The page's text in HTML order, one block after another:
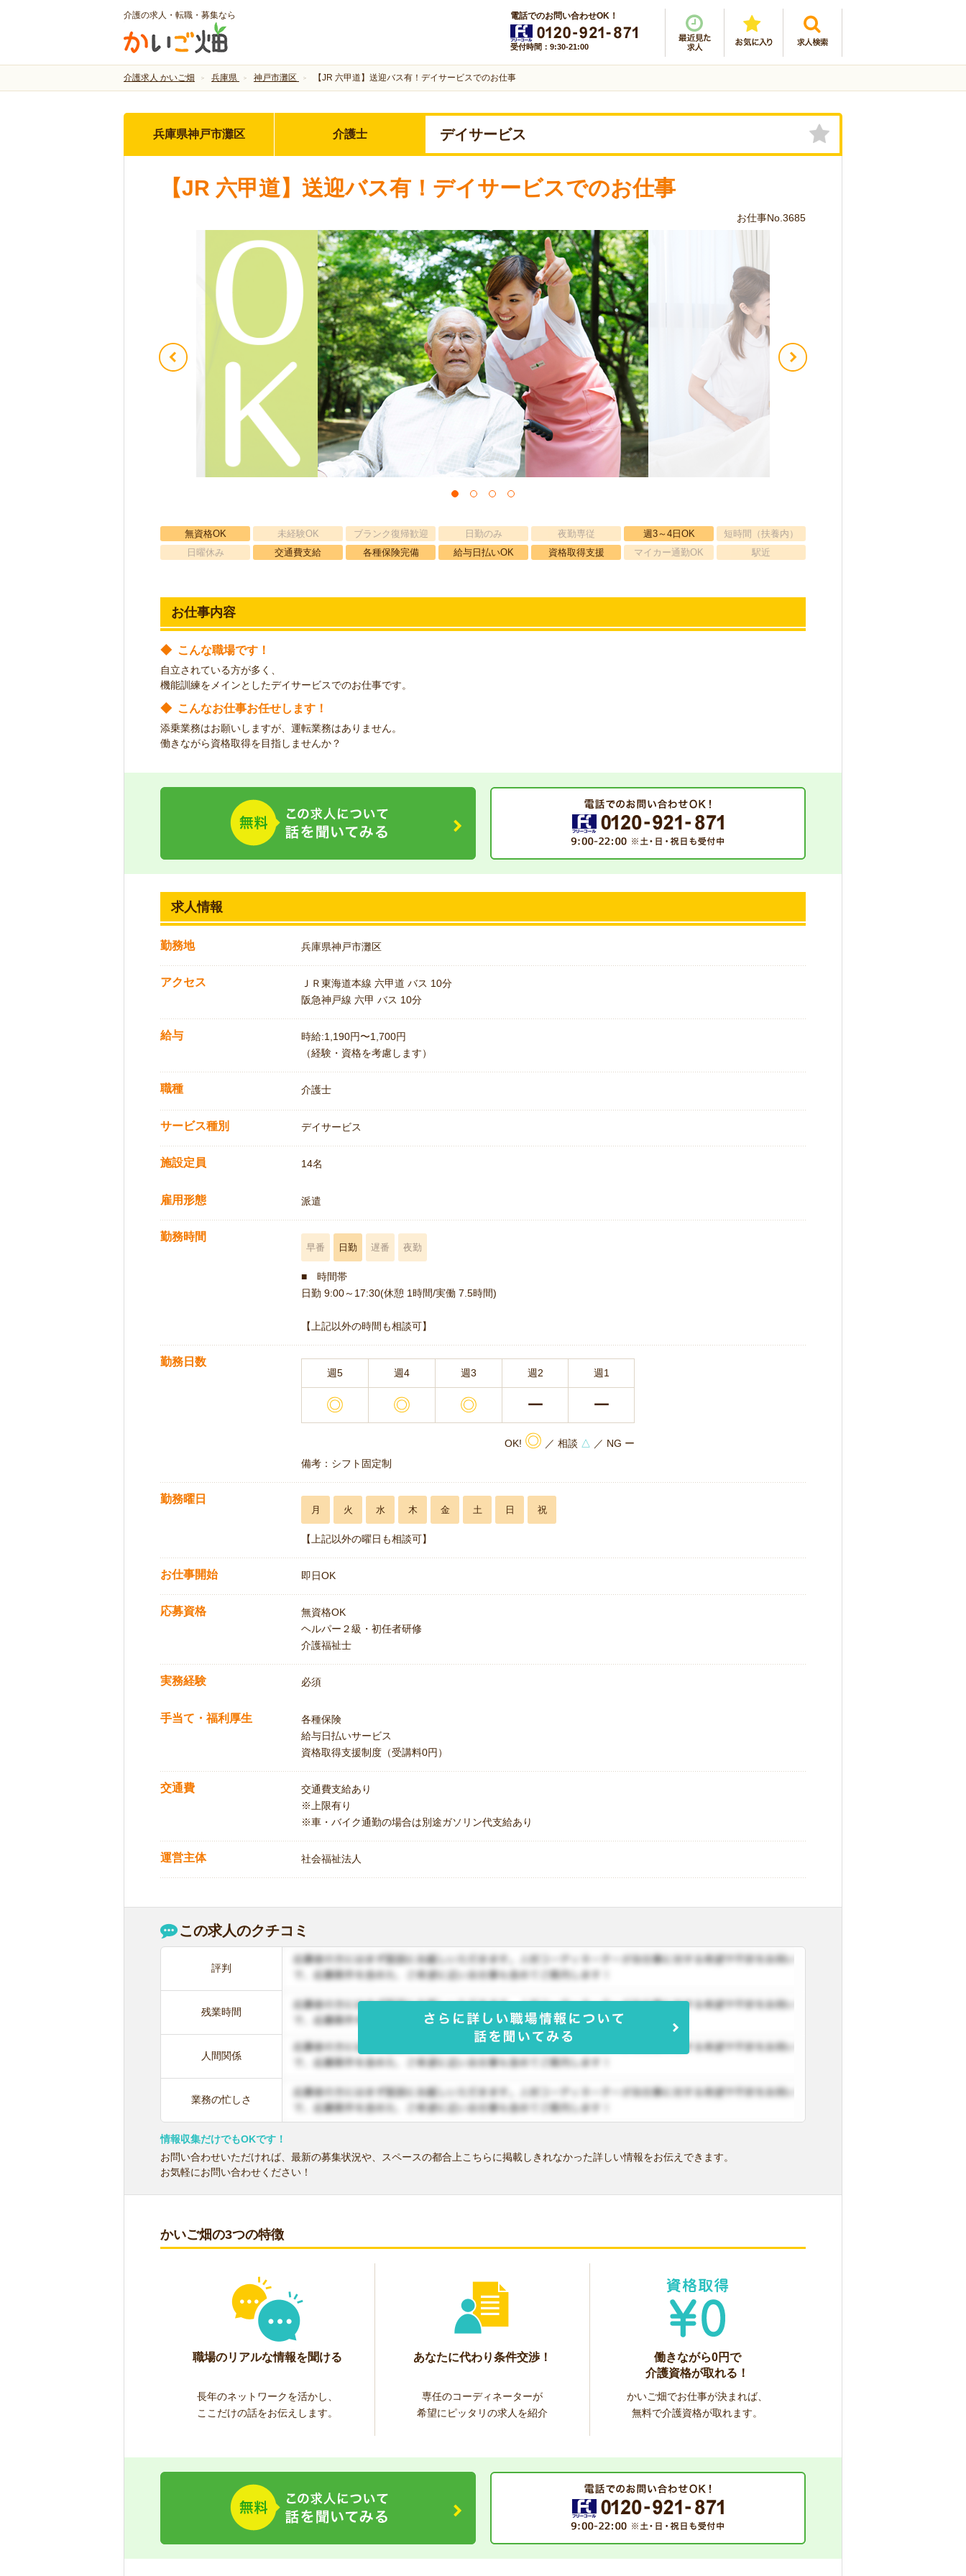
介護の求人・転職・募集なら 電話でのお問い合わせOK！
受付時間：9:30-21:00
介護求人 かいご畑 兵庫県 神戸市灘区 【JR 六甲道】送迎バス有！デイサービスでのお仕事
兵庫県神戸市灘区 介護士 デイサービス
【JR 六甲道】送迎バス有！デイサービスでのお仕事
お仕事No.3685
無資格OK 未経験OK ブランク復帰歓迎 日勤のみ 夜勤専従 週3～4日OK
短時間（扶養内）
日曜休み
交通費支給 各種保険完備 給与日払いOK 資格取得支援 マイカー通勤OK 駅近
お仕事内容
◆ こんな職場です！
自立されている方が多く、
機能訓練をメインとしたデイサービスでのお仕事です。
◆ こんなお仕事お任せします！
添乗業務はお願いしますが、運転業務はありません。
働きながら資格取得を目指しませんか？
求人情報
勤務地 兵庫県神戸市灘区
アクセス
ＪＲ東海道本線 六甲道 バス 10分
阪急神戸線 六甲 バス 10分
給与
時給:1,190円〜1,700円
（経験・資格を考慮します）
職種 介護士
サービス種別 デイサービス
施設定員 14名
雇用形態 派遣
勤務時間
早番 日勤 遅番 夜勤
■ 時間帯
日勤 9:00～17:30(休憩 1時間/実働 7.5時間)
【上記以外の時間も相談可】
勤務日数
週5 週4 週3 週2 週1
◎ ◎ ◎ ー ー
OK! ◎ ／ 相談 △ ／ NG ー
備考：シフト固定制
勤務曜日
月 火 水 木 金 土 日 祝
【上記以外の曜日も相談可】
お仕事開始 即日OK
応募資格
無資格OK
ヘルパー２級・初任者研修
介護福祉士
実務経験 必須
手当て・福利厚生
各種保険
給与日払いサービス
資格取得支援制度（受講料0円）
交通費
交通費支給あり
※上限有り
※車・バイク通勤の場合は別途ガソリン代支給あり
運営主体 社会福祉法人
この求人のクチコミ
評判
残業時間
人間関係
業務の忙しさ
情報収集だけでもOKです！
お問い合わせいただければ、最新の募集状況や、スペースの都合上こちらに掲載しきれなかった詳しい情報をお伝えできます。
お気軽にお問い合わせください！
かいご畑の3つの特徴
職場のリアルな情報を聞ける
長年のネットワークを活かし、
ここだけの話をお伝えします。
あなたに代わり条件交渉！
専任のコーディネーターが
希望にピッタリの求人を紹介
働きながら0円で
介護資格が取れる！
かいご畑でお仕事が決まれば、
無料で介護資格が取れます。